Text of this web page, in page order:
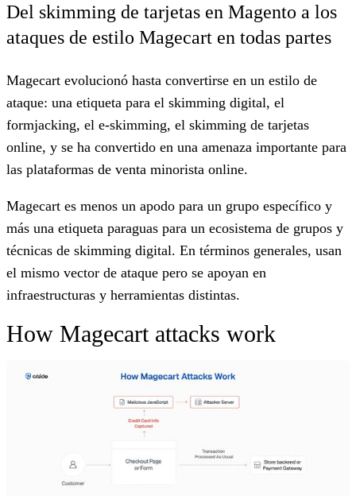
Del skimming de tarjetas en Magento a los
ataques de estilo Magecart en todas partes
Magecart evolucionó hasta convertirse en un estilo de
ataque: una etiqueta para el skimming digital, el
formjacking, el e-skimming, el skimming de tarjetas
online, y se ha convertido en una amenaza importante para
las plataformas de venta minorista online.
Magecart es menos un apodo para un grupo específico y
más una etiqueta paraguas para un ecosistema de grupos y
técnicas de skimming digital. En términos generales, usan
el mismo vector de ataque pero se apoyan en
infraestructuras y herramientas distintas.
How Magecart attacks work